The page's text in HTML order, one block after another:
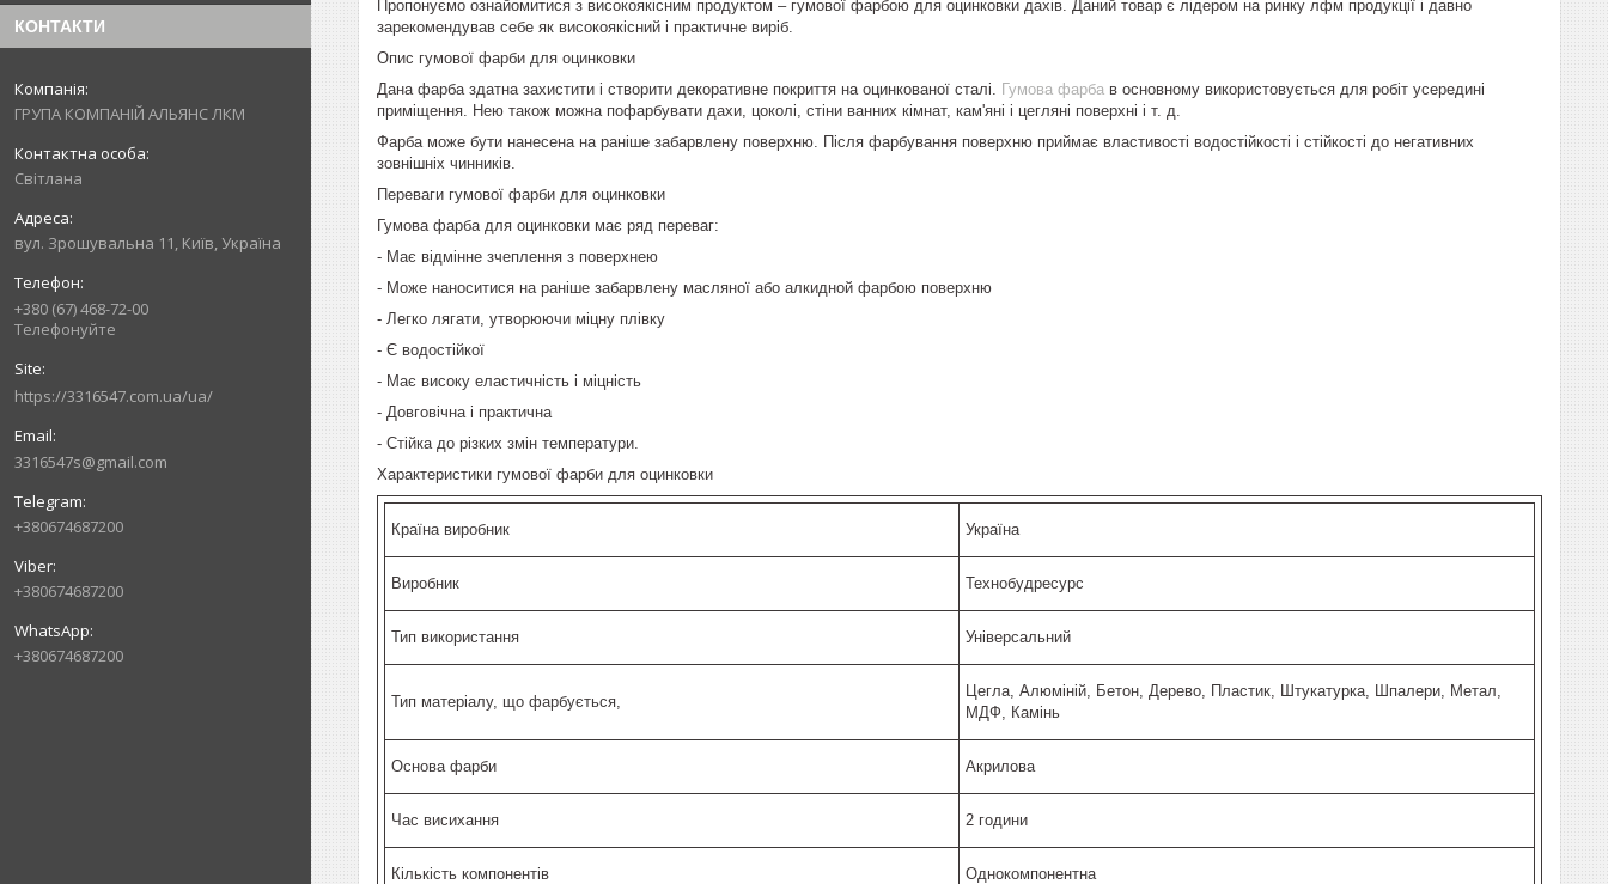
КОНТАКТИ
ГРУПА КОМПАНІЙ АЛЬЯНС ЛКМ
Світлана
вул. Зрошувальна 11, Київ, Україна
+380 (67) 468-72-00
Телефонуйте
https://3316547.com.ua/ua/
3316547s@gmail.com
+380674687200
+380674687200
+380674687200
Пропонуємо ознайомитися з високоякісним продуктом – гумової фарбою для оцинковки дахів. Даний товар є лідером на ринку лфм продукції і давно
зарекомендував себе як високоякісний і практичне виріб.
Опис гумової фарби для оцинковки
Дана фарба здатна захистити і створити декоративне покриття на оцинкованої сталі.
Гумова фарба в основному використовується для робіт усередині
приміщення. Нею також можна пофарбувати дахи, цоколі, стіни ванних кімнат, кам'яні і цегляні поверхні і т. д.
Фарба може бути нанесена на раніше забарвлену поверхню. Після фарбування поверхню приймає властивості водостійкості і стійкості до негативних
зовнішніх чинників.
Переваги гумової фарби для оцинковки
Гумова фарба для оцинковки має ряд переваг:
- Має відмінне зчеплення з поверхнею
- Може наноситися на раніше забарвлену масляної або алкидной фарбою поверхню
- Легко лягати, утворюючи міцну плівку
- Є водостійкої
- Має високу еластичність і міцність
- Довговічна і практична
- Стійка до різких змін температури.
Характеристики гумової фарби для оцинковки
Країна виробник Україна
Виробник Технобудресурс
Тип використання Універсальний
Тип матеріалу, що фарбується,
Цегла, Алюміній, Бетон, Дерево, Пластик, Штукатурка, Шпалери, Метал,
МДФ, Камінь
Основа фарби Акрилова
Час висихання 2 години
Кількість компонентів Однокомпонентна